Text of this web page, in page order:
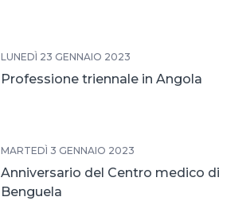
LUNEDÌ 23 GENNAIO 2023
Professione triennale in Angola
MARTEDÌ 3 GENNAIO 2023
Anniversario del Centro medico di
Benguela